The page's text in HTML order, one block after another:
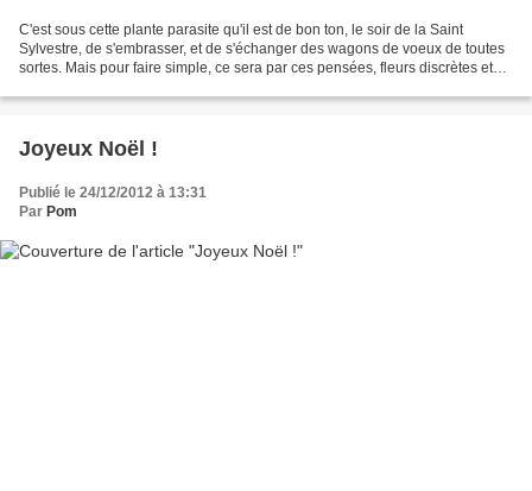
C'est sous cette plante parasite qu'il est de bon ton, le soir de la Saint
Sylvestre, de s'embrasser, et de s'échanger des wagons de voeux de toutes
sortes. Mais pour faire simple, ce sera par ces pensées, fleurs discrètes et
Joyeux Noël !
Publié le 24/12/2012 à 13:31
Par Pom